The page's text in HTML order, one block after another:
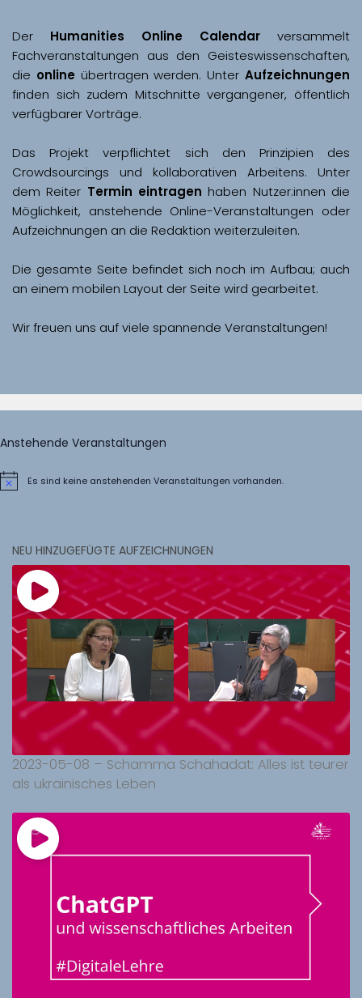
Der Humanities Online Calendar versammelt
Fachveranstaltungen aus den Geisteswissenschaften,
die online übertragen werden. Unter Aufzeichnungen
finden sich zudem Mitschnitte vergangener, öffentlich
Das Projekt verpflichtet sich den Prinzipien des
Crowdsourcings und kollaborativen Arbeitens. Unter
dem Reiter Termin eintragen haben Nutzer:innen die
Möglichkeit, anstehende Online-Veranstaltungen oder
Aufzeichnungen an die Redaktion weiterzuleiten.
Die gesamte Seite befindet sich noch im Aufbau; auch
Wir freuen uns auf viele spannende Veranstaltungen!
Anstehende Veranstaltungen
HinweisEs sind keine anstehenden Veranstaltungen vorhanden.
NEU HINZUGEFÜGTE AUFZEICHNUNGEN
2023-05-08 – Schamma Schahadat: Alles ist teurer
als ukrainisches Leben